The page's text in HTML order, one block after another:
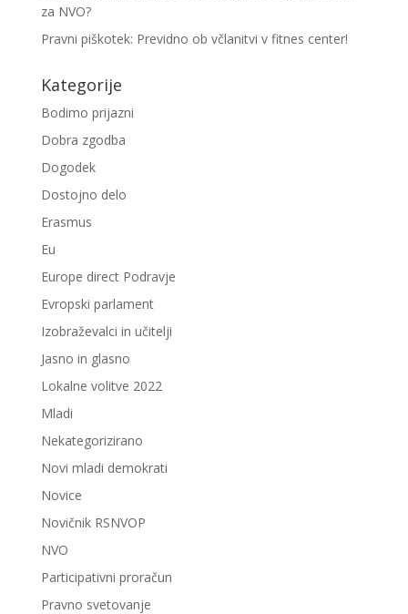
za NVO?
Pravni piškotek: Previdno ob včlanitvi v fitnes center!
Kategorije
Bodimo prijazni
Dobra zgodba
Dogodek
Dostojno delo
Erasmus
Eu
Europe direct Podravje
Evropski parlament
Izobraževalci in učitelji
Jasno in glasno
Lokalne volitve 2022
Mladi
Nekategorizirano
Novi mladi demokrati
Novice
Novičnik RSNVOP
NVO
Participativni proračun
Pravno svetovanje